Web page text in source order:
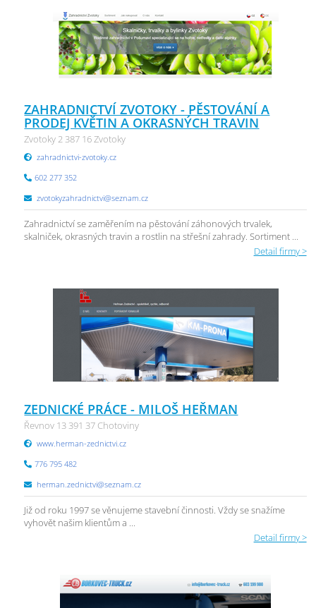
ZAHRADNICTVÍ ZVOTOKY - PĚSTOVÁNÍ A
PRODEJ KVĚTIN A OKRASNÝCH TRAVIN
Zvotoky 2 387 16 Zvotoky
zahradnictvi-zvotoky.cz
602 277 352
zvotokyzahradnictvi@seznam.cz
Zahradnictví se zaměřením na pěstování záhonových trvalek,
skalniček, okrasných travin a rostlin na střešní zahrady. Sortiment ...
Detail firmy >
ZEDNICKÉ PRÁCE - MILOŠ HEŘMAN
Řevnov 13 391 37 Chotoviny
www.herman-zednictvi.cz
776 795 482
herman.zednictvi@seznam.cz
Již od roku 1997 se věnujeme stavební činnosti. Vždy se snažíme
vyhovět našim klientům a ...
Detail firmy >